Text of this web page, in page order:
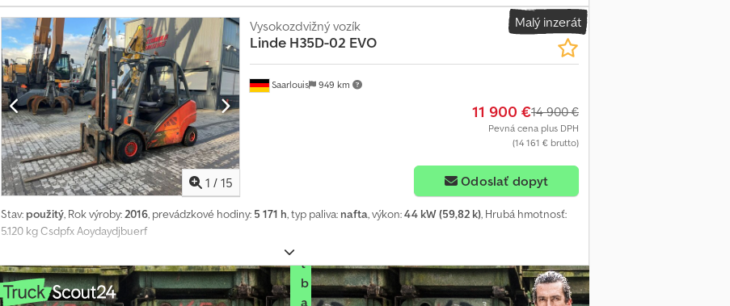
Malý inzerát
1 / 15
Saarlouis 949 km
Vysokozdvižný vozík
Linde H35D-02 EVO
11 900 €14 900 €
Pevná cena plus DPH
(14 161 € brutto)
Odoslať dopyt
Stav: použitý, Rok výroby:2016, prevádzkové hodiny: 5 171 h, typ paliva: nafta, výkon:44 kW (59,82 k), Hrubá hmotnosť:
5.120 kg Csdpfx Aoydaydjbuerf
v
n
a
k
r
ť
b
a